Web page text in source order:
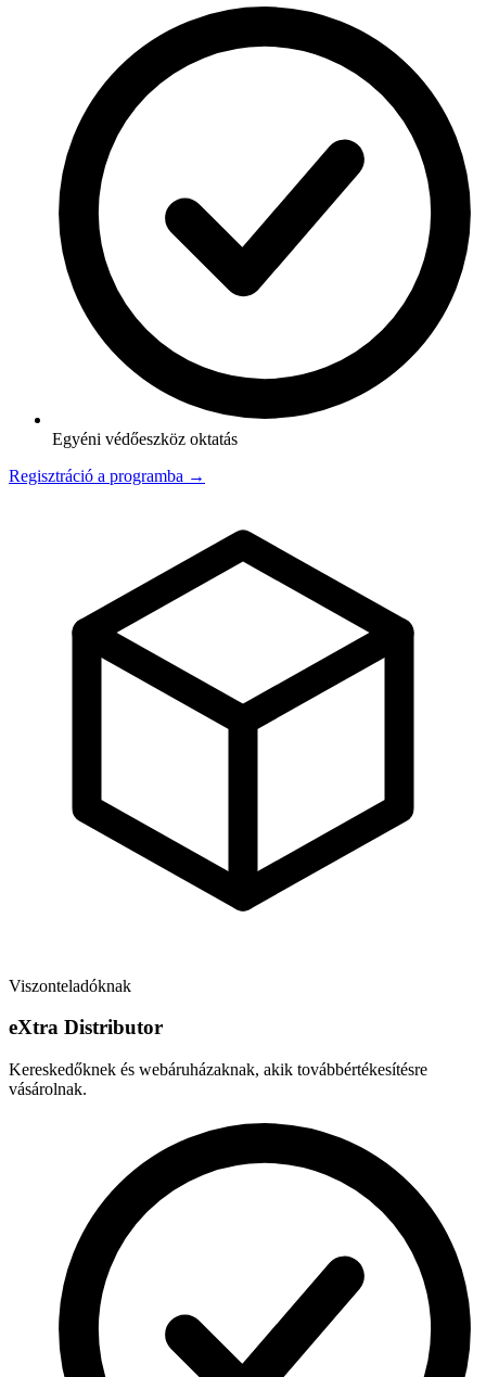
Egyéni védőeszköz oktatás
Regisztráció a programba →
Viszonteladóknak
eXtra Distributor
Kereskedőknek és webáruházaknak, akik továbbértékesítésre
vásárolnak.